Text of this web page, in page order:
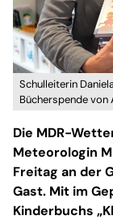
Schulleiterin
Bücherspende von
Die MDR-
Meteorologin
Freitag an der
Gast. Mit im
Kinderbuchs